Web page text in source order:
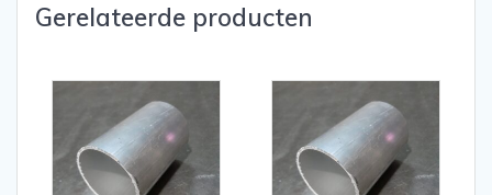
Gerelateerde producten